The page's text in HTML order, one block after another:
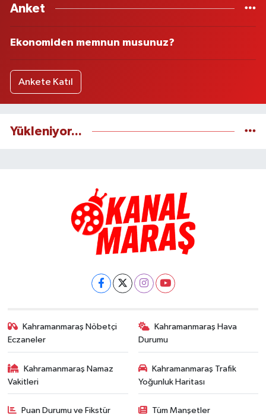
Anket
Ekonomiden memnun musunuz?
Ankete Katıl
Yükleniyor...
Kahramanmaraş Nöbetçi
Eczaneler
Kahramanmaraş Hava
Durumu
Kahramanmaraş Namaz
Vakitleri
Kahramanmaraş Trafik
Yoğunluk Haritası
Puan Durumu ve Fikstür Tüm Manşetler